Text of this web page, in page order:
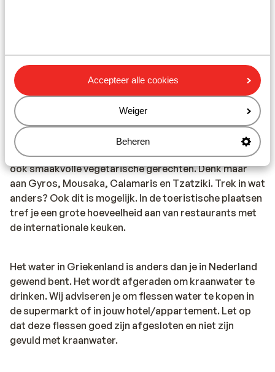
Accepteer alle cookies
Weiger
Beheren
bellen. Let op, deze alarmnummers mag je alleen
gebruiken bij noodgevallen.
Eten & drinken:
Houd je van lekker eten? In Griekenland ben je aan het
juiste adres. De Griekse keuken is divers. In de Griekse
restaurants vind je zowel vlees- als visgerechten, maar
ook smaakvolle vegetarische gerechten. Denk maar
aan Gyros, Mousaka, Calamaris en Tzatziki. Trek in wat
anders? Ook dit is mogelijk. In de toeristische plaatsen
tref je een grote hoeveelheid aan van restaurants met
de internationale keuken.
Het water in Griekenland is anders dan je in Nederland
gewend bent. Het wordt afgeraden om kraanwater te
drinken. Wij adviseren je om flessen water te kopen in
de supermarkt of in jouw hotel/appartement. Let op
dat deze flessen goed zijn afgesloten en niet zijn
gevuld met kraanwater.